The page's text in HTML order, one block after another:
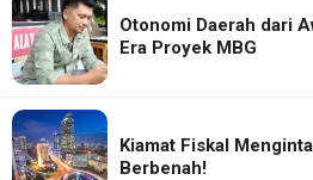
Otonomi Daerah dari
Era Proyek MBG
Kiamat Fiskal
Berbenah!